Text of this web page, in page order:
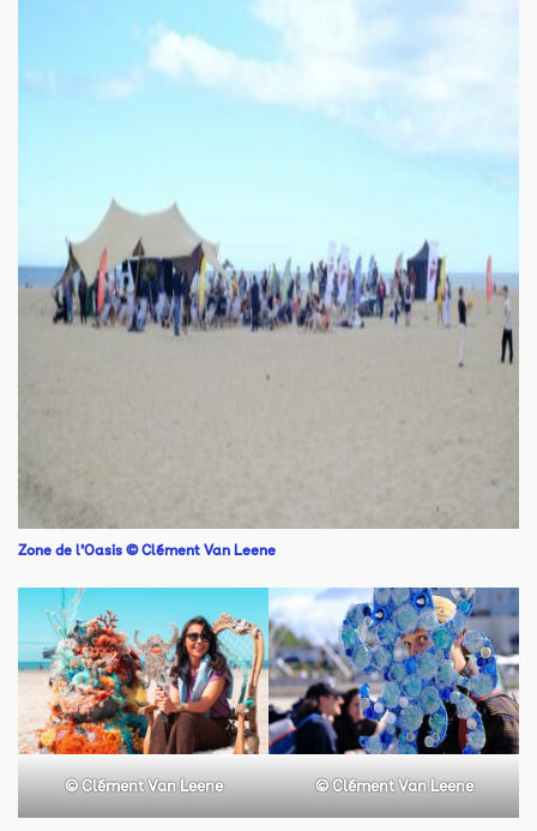
Zone de l’Oasis © Clément Van Leene
©Clément Van Leene ©Clément Van Leene